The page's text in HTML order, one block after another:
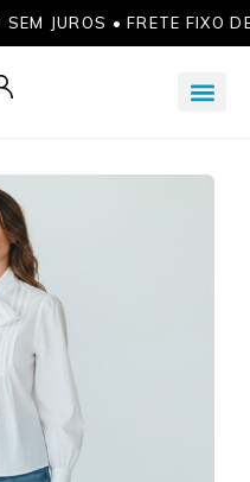
JUROS • FRETE FIXO